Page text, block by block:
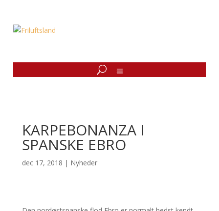
KARPEBONANZA I
SPANSKE EBRO
dec 17, 2018 | Nyheder